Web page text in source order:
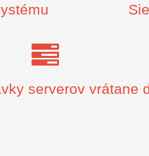
serverov vrátane